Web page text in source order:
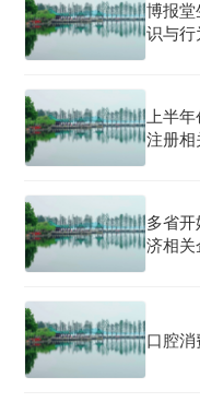
博报堂
识与行
上半
注册相
多省开
济相关
口腔消